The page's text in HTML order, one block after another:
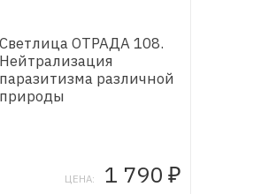
Светлица ОТРАДА 108.
Нейтрализация
паразитизма различной
природы
ЦЕНА: 1 790 ₽